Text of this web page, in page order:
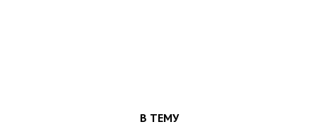
В ТЕМУ